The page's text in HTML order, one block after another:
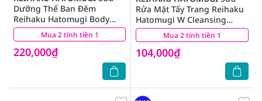
Mua 2 tính tiền 1
Dưỡng Thể Ban Đêm
Reihaku Hatomugi Body
Milk 400ml
220,000₫
(1) Mua 2 tính tiền 1
Rửa Mặt Tẩy Trang Reihaku
Hatomugi W Cleansing
Foam 130g
104,000₫
(9)